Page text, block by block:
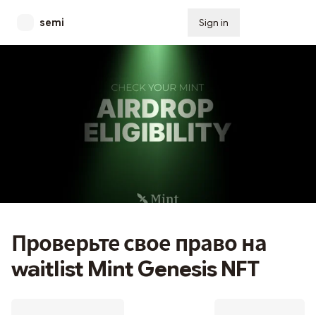
semi Sign in
Проверьте свое право на
waitlist Mint Genesis NFT